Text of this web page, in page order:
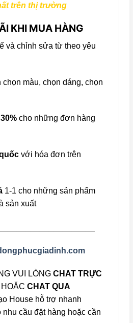
trên thị trường
KHI MUA HÀNG
và chỉnh sửa từ theo yêu
chọn màu, chọn dáng, chọn
cho những đơn hàng
với hóa đơn trên
1-1 cho những sản phẩm
sản xuất
VUI LÒNG CHAT TRỰC
HOẶC CHAT QUA
House hỗ trợ nhanh
nhu cầu đặt hàng hoặc cần